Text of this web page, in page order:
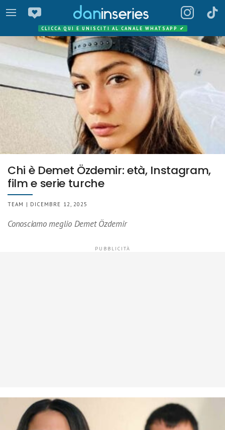
CLICCA QUI E UNISCITI AL CANALE WHATSAPP ✔
Chi è Demet Özdemir: età, Instagram,
film e serie turche
TEAM | DICEMBRE 12, 2025
Conosciamo meglio Demet Özdemir